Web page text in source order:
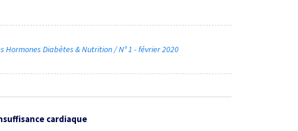
Hormones Diabètes & Nutrition / N° 1 - février 2020
cardiaque